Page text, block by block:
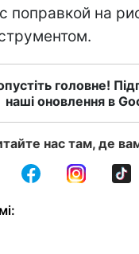
поправкой на
головне!
наші оновлення в
нас там, де